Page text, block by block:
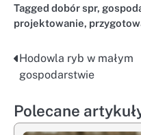
Tagged dobór spr,
projektowanie,
Nawigacja
wpisu
Hodowla ryb w małym
gospodarstwie
Polecane